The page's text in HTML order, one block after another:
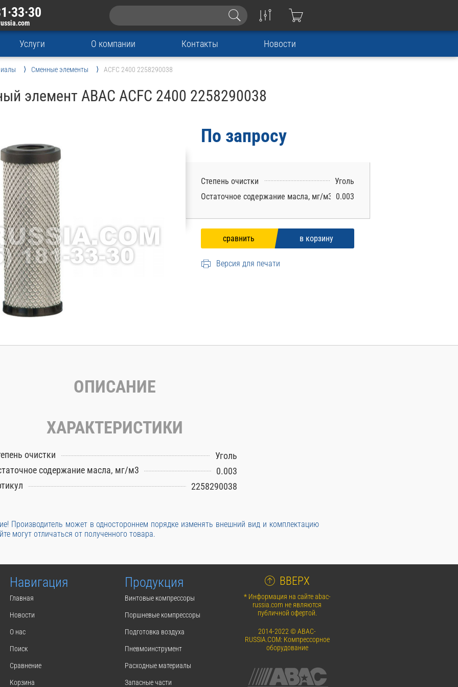
Услуги О компании Контакты Новости
Сменные элементы ACFC 2400 2258290038
элемент ABAC ACFC 2400 2258290038
По запросу
Степень очистки
Уголь
Остаточное содержание масла, мг/м3 0.003
Версия для печати
ОПИСАНИЕ
ХАРАКТЕРИСТИКИ
очистки
Уголь
содержание масла, мг/м3
0.003
2258290038
Производитель может в одностороннем порядке изменять внешний вид и комплектацию
могут отличаться от полученного товара.
Навигация
Главная
Новости
О нас
Поиск
Сравнение
Корзина
Продукция
Винтовые компрессоры
Поршневые компрессоры
Подготовка воздуха
Пневмоинструмент
Расходные материалы
Запасные части
ВВЕРХ
* Информация на сайте abac-
russia.com не являются
публичной офертой.
2014-2022 © ABAC-
RUSSIA.COM: Компрессорное
оборудование